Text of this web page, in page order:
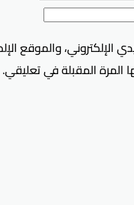
الإلكتروني، والموقع
المرة المقبلة في تعليقي.